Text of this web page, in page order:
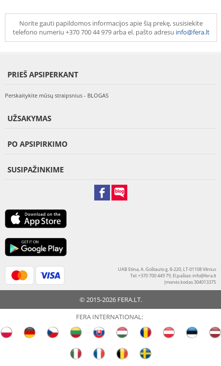
Norite gauti papildomos informacijos apie šią prekę, susisiekite
telefono numeriu +370 700 44 979 arba el. pašto adresu info@fera.lt
PRIEŠ APSIPERKANT
Perskaitykite mūsų straipsnius - BLOGAS
UŽSAKYMAS
PO APSIPIRKIMO
SUSIPAŽINKIME
UAB Etina, A. Goštauto g. 8-220, LT-01108 Vilnius
Tel: +370 700 449 79, El.paštas:info@fera.lt
Įmonės kodas 304013375
© 2015-2026 FERA.LT.
FERA INTERNATIONAL: